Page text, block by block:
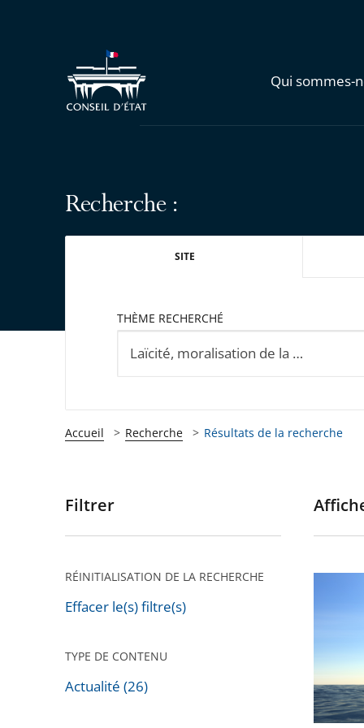
Qui sommes-
Recherche :
SITE
THÈME RECHERCHÉ
Accueil Recherche Résultats de la recherche
Passer
pour
après
Filtrer
RÉINITIALISATION DE LA RECHERCHE
Effacer le(s) filtre(s)
TYPE DE CONTENU
Actualité (26)
rejette
un
recours
dirigé